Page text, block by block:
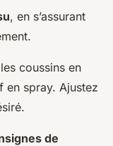
, en s’assurant
coussins en
en spray. Ajustez
de